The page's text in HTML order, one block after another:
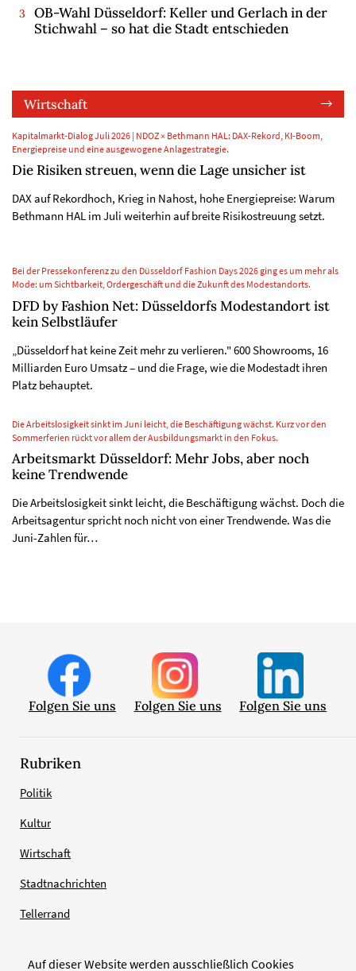
Auf dieser Website werden ausschließlich Cookies
OB-Wahl Düsseldorf: Keller und Gerlach in der
Stichwahl – so hat die Stadt entschieden
Wirtschaft
Kapitalmarkt-Dialog Juli 2026 | NDOZ × Bethmann HAL: DAX-Rekord, KI-Boom,
Energiepreise und eine ausgewogene Anlagestrategie.
Die Risiken streuen, wenn die Lage unsicher ist
DAX auf Rekordhoch, Krieg in Nahost, hohe Energiepreise: Warum
Bethmann HAL im Juli weiterhin auf breite Risikostreuung setzt.
Bei der Pressekonferenz zu den Düsseldorf Fashion Days 2026 ging es um mehr als
Mode: um Sichtbarkeit, Ordergeschäft und die Zukunft des Modestandorts.
DFD by Fashion Net: Düsseldorfs Modestandort ist
kein Selbstläufer
„Düsseldorf hat keine Zeit mehr zu verlieren." 600 Showrooms, 16
Milliarden Euro Umsatz – und die Frage, wie die Modestadt ihren
Platz behauptet.
Die Arbeitslosigkeit sinkt im Juni leicht, die Beschäftigung wächst. Kurz vor den
Sommerferien rückt vor allem der Ausbildungsmarkt in den Fokus.
Arbeitsmarkt Düsseldorf: Mehr Jobs, aber noch
keine Trendwende
Die Arbeitslosigkeit sinkt leicht, die Beschäftigung wächst. Doch die
Arbeitsagentur spricht noch nicht von einer Trendwende. Was die
Juni-Zahlen für…
Folgen Sie uns Folgen Sie uns Folgen Sie uns
Rubriken
Politik
Kultur
Wirtschaft
Stadtnachrichten
Tellerrand